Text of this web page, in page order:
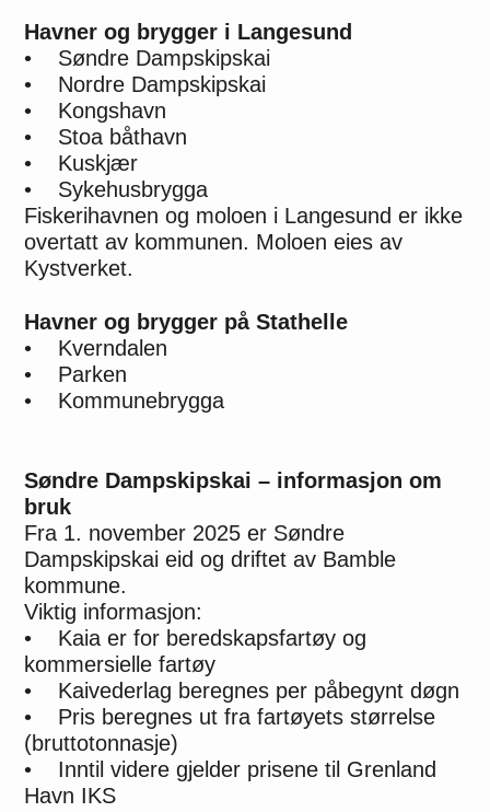
Havner og brygger i Langesund
• Søndre Dampskipskai
• Nordre Dampskipskai
• Kongshavn
• Stoa båthavn
• Kuskjær
• Sykehusbrygga
Fiskerihavnen og moloen i Langesund er ikke
overtatt av kommunen. Moloen eies av
Kystverket.
Havner og brygger på Stathelle
• Kverndalen
• Parken
• Kommunebrygga
Søndre Dampskipskai – informasjon om
bruk
Fra 1. november 2025 er Søndre
Dampskipskai eid og driftet av Bamble
kommune.
Viktig informasjon:
• Kaia er for beredskapsfartøy og
kommersielle fartøy
• Kaivederlag beregnes per påbegynt døgn
• Pris beregnes ut fra fartøyets størrelse
(bruttotonnasje)
• Inntil videre gjelder prisene til Grenland
Havn IKS